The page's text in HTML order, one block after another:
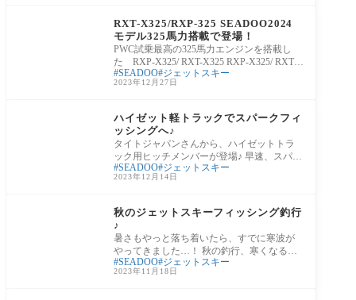
RXT-X325/RXP-325 SEADOO2024
モデル325馬力搭載で登場！
PWC試乗最高の325馬力エンジンを搭載し
た RXP-X325/ RXT-X325 RXP-X325/ RXT-
X325 は2024年モデルより、PWC業界最高
馬力として325馬力エンジンを
SEADOO ジェットスキー
2023年12月27日
ハイゼット軽トラックでスパークフィ
ッシングへ♪
タイトジャパンさんから、ハイゼットトラ
ック用ヒッチメンバーが登場♪ 早速、スパー
クを牽引して釣りへ行ってきました♪ 12月に
SEADOO ジェットスキー
2023年12月14日
秋のジェットスキーフィッシング釣行
♪
暑さもやっと落ち着いたら、すでに寒波が
やってきました…！ 秋の釣行、寒くなる前
に行っててよかったです～♪ 真鯛の活性がよ
く
SEADOO ジェットスキー
2023年11月18日